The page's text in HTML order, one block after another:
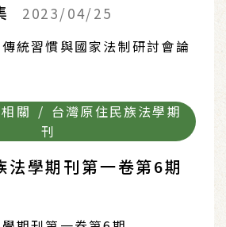
2023/04/25
統習慣與國家法制研討會論
關 / 台灣原住民族法學期
刊
法學期刊第一卷第6期